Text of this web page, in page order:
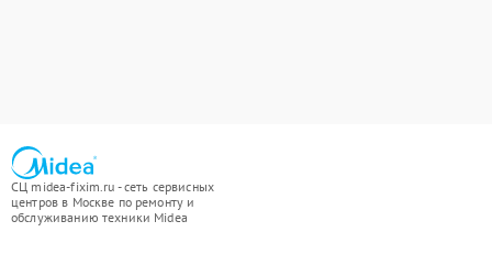
СЦ midea-fixim.ru - сеть сервисных
центров в Москве по ремонту и
обслуживанию техники Midea